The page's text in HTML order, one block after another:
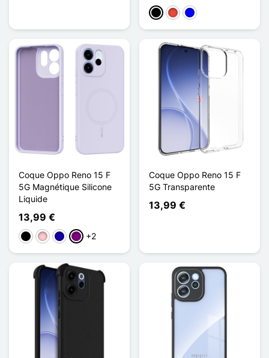
PretoVermelho
Azul
Coque Oppo Reno 15 F
5G Magnétique Silicone
Liquide
13,99 €
PretoRosaAzul Escuro
Púrpura
+2
Coque Oppo Reno 15 F
5G Transparente
13,99 €